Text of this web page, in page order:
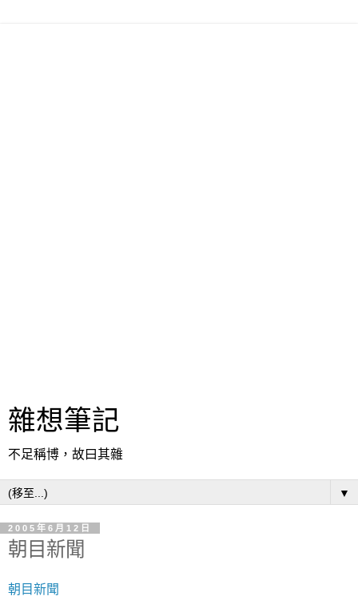
雜想筆記
不足稱博，故曰其雜
▼
2005年6月12日
朝目新聞
朝目新聞